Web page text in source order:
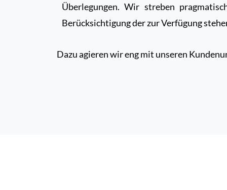
Überlegungen. Wir streben
Berücksichtigung der zur Verfügung
Dazu agieren wir eng mit unseren